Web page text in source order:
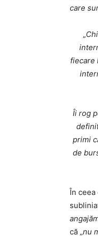
care
„
fiecare
Îi rog
primi
de
În
că „nu